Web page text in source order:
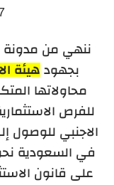
ننهي من مدونة
بجهود هيئة
محاولاتها
للفرص
الاجنبي للوصول
في السعودية
على قانون